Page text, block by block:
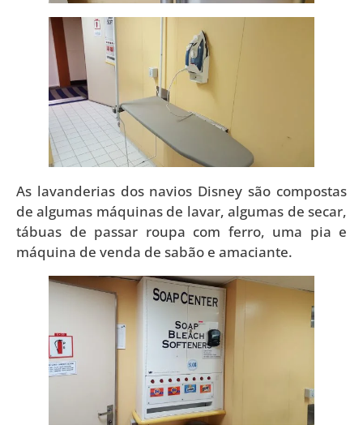
As lavanderias dos navios Disney são compostas
de algumas máquinas de lavar, algumas de secar,
tábuas de passar roupa com ferro, uma pia e
máquina de venda de sabão e amaciante.